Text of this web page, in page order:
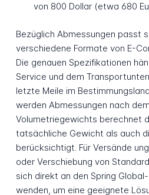
von 800 Dollar (etwa 680
Bezüglich Abmessungen passt
verschiedene Formate von E-
Die genauen Spezifikationen
Service und dem
letzte Meile im
werden Abmessungen nach
Volumetriegewichts berechnet
tatsächliche Gewicht als auch
berücksichtigt. Für Versände
oder Verschiebung von
sich direkt an den Spring
wenden, um eine geeignete